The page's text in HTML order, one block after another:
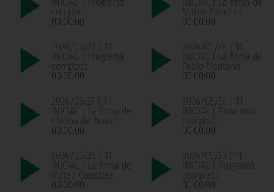
completo
00:00:00
Mateo Sánchez
00:00:00
2026/05/28 | 11
INICIAL | Programa
completo
00:00:00
2026/05/28 | 11
INICIAL | La firma de
Pablo Montaño
00:00:00
2026/05/27 | 11
INICIAL | La firma de
Chema de Aquino
00:00:00
2026/05/26 | 11
INICIAL | Programa
completo
00:00:00
2026/05/26 | 11
INICIAL | La firma de
Mateo González
00:00:00
2026/05/25 | 11
INICIAL | Programa
completo
00:00:00